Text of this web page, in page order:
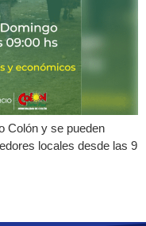
Colón y se pueden
locales desde las 9